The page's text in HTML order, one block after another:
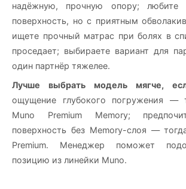
надёжную, прочную опору; любите
поверхность, но с приятным
ищете прочный матрас при болях в
проседает; выбираете вариант для
один партнёр тяжелее.
Лучше выбрать модель мягче,
ощущение глубокого погружения —
Muno Premium Memory;
поверхность без Memory-слоя —
Premium. Менеджер поможет
позицию из линейки Muno.